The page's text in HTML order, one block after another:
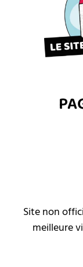
Site non
meilleure